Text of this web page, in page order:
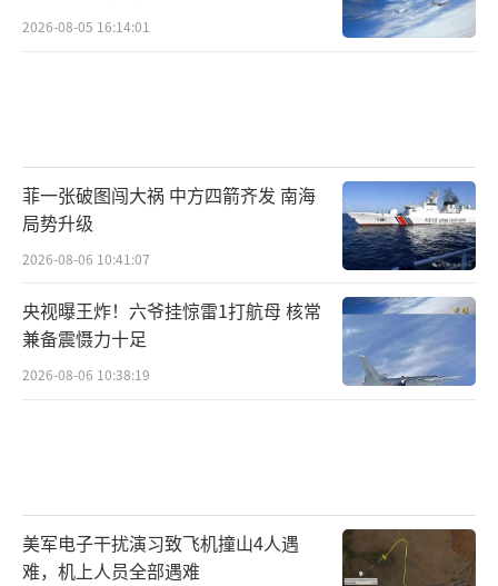
门，政策红利不断，台湾岛内越来越多同胞渴
话不仅是个人心声，更是无数两岸同胞的共同
期盼。回家的路或许会有曲折，但只要坚持相
互尊重、平等相待，用对话代替对抗，用交流
增进互信，用合作实现共赢，一定能打破所有
隔阂，拉近心灵距离。这条路上，有每一位热
爱和平、期盼团圆的两岸同胞。相信不久的将
（责任编辑：张蕾 TT0001）
2026-08-05 16:14:01
菲一张破图闯大祸 中方四箭齐发 南海
局势升级
2026-08-06 10:41:07
央视曝王炸！六爷挂惊雷1打航母 核常
兼备震慑力十足
2026-08-06 10:38:19
美军电子干扰演习致飞机撞山4人遇
难，机上人员全部遇难